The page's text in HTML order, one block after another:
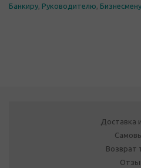
Банкиру, Руководителю, Бизнесмену
Доставка
Возврат